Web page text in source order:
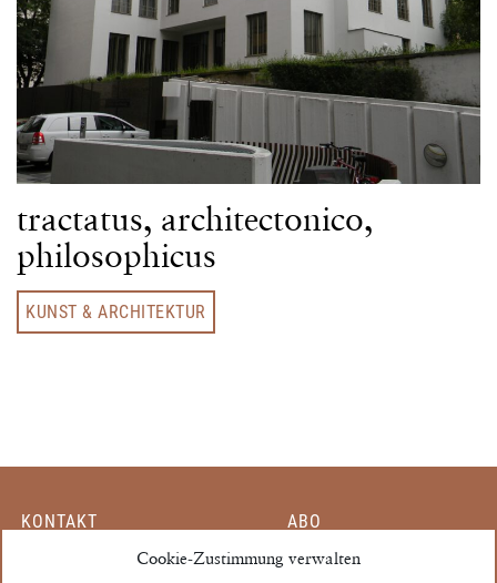
Cookie-Zustimmung verwalten
tractatus, architectonico,
philosophicus
KUNST & ARCHITEKTUR
KONTAKT
ABO
EINZELHEFT